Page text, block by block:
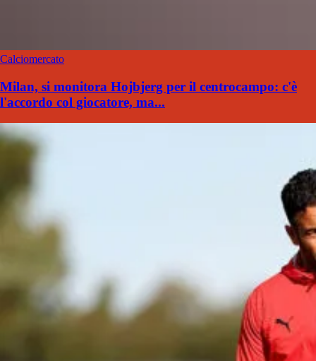
Calciomercato
Milan, si monitora Hojbjerg per il centrocampo: c'è
l'accordo col giocatore, ma...